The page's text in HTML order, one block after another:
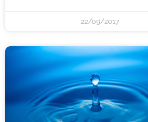
22/09/2017